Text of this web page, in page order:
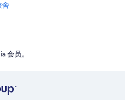
舍
戈的酒店
会员。